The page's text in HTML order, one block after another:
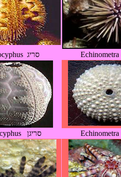
Microcyphus סריג
Microcyphus סריגן